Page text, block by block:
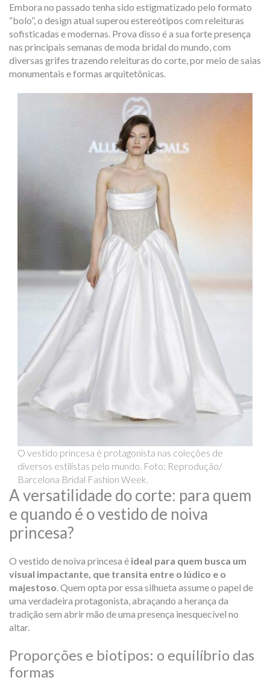
Embora no passado tenha sido estigmatizado pelo formato
“bolo”, o design atual superou estereótipos com releituras
sofisticadas e modernas. Prova disso é a sua forte presença
nas principais semanas de moda bridal do mundo, com
diversas grifes trazendo releituras do corte, por meio de saias
monumentais e formas arquitetônicas.
O vestido princesa é protagonista nas coleções de
diversos estilistas pelo mundo. Foto: Reprodução/
Barcelona Bridal Fashion Week.
A versatilidade do corte: para quem
e quando é o vestido de noiva
princesa?
O vestido de noiva princesa é ideal para quem busca um
visual impactante, que transita entre o lúdico e o
majestoso. Quem opta por essa silhueta assume o papel de
uma verdadeira protagonista, abraçando a herança da
tradição sem abrir mão de uma presença inesquecível no
altar.
Proporções e biotipos: o equilíbrio das
formas